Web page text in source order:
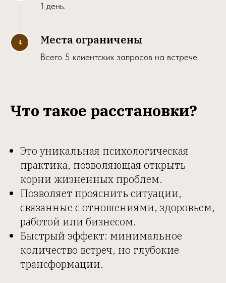
1 день.
Места ограничены
Всего 5 клиентских запросов на встрече.
Что такое расстановки?
Это уникальная психологическая
практика, позволяющая открыть
корни жизненных проблем.
Позволяет прояснить ситуации,
связанные с отношениями, здоровьем,
работой или бизнесом.
Быстрый эффект: минимальное
количество встреч, но глубокие
трансформации.